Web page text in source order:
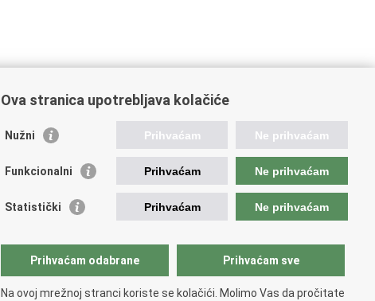
Važne poveznice
Predsjednik RH
Hrvatski Sabor
Pučki pravobranitelj
Ova stranica upotrebljava kolačiće
Nužni Prihvaćam Ne prihvaćam
Funkcionalni Prihvaćam Ne prihvaćam
Statistički Prihvaćam Ne prihvaćam
Prihvaćam odabrane Prihvaćam sve
Na ovoj mrežnoj stranci koriste se kolačići. Molimo Vas da pročitate